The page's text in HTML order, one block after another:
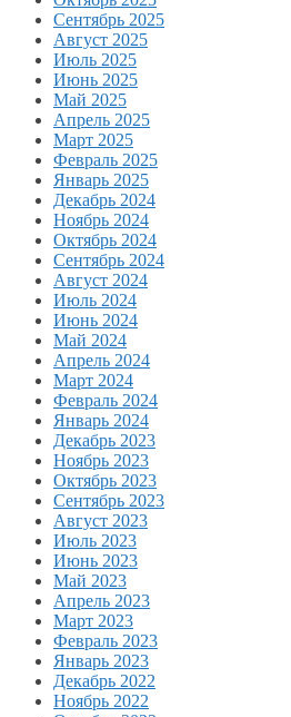
Сентябрь 2025
Август 2025
Июль 2025
Июнь 2025
Май 2025
Апрель 2025
Март 2025
Февраль 2025
Январь 2025
Декабрь 2024
Ноябрь 2024
Октябрь 2024
Сентябрь 2024
Август 2024
Июль 2024
Июнь 2024
Май 2024
Апрель 2024
Март 2024
Февраль 2024
Январь 2024
Декабрь 2023
Ноябрь 2023
Октябрь 2023
Сентябрь 2023
Август 2023
Июль 2023
Июнь 2023
Май 2023
Апрель 2023
Март 2023
Февраль 2023
Январь 2023
Декабрь 2022
Ноябрь 2022